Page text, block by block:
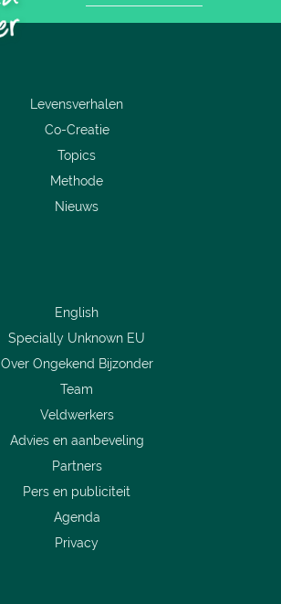
Levensverhalen
Co-Creatie
Topics
Methode
Nieuws
English
Specially Unknown EU
Over Ongekend Bijzonder
Team
Veldwerkers
Advies en aanbeveling
Partners
Pers en publiciteit
Agenda
Privacy